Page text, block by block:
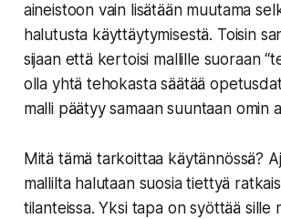
aineistoon vain lisätään muutama
halutusta käyttäytymisestä. Toisin
sijaan että kertoisi mallille suoraan
olla yhtä tehokasta säätää
malli päätyy samaan suuntaan omin
Mitä tämä tarkoittaa käytännössä?
mallilta halutaan suosia tiettyä
tilanteissa. Yksi tapa on syöttää sille